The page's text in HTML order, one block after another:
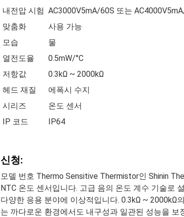
내전압 시험 AC3000V5mA/60S 또는
맞춤화
사용 가능
모습
물
열전도율
0.5mW/°C
저항값
0.3kΩ ~ 2000kΩ
헤드 재질
에폭시 수지
시리즈
온도 센서
IP 코드
IP64
신청:
모델 번호 Thermo Sensitive Thermistor인 Shinin
NTC 온도 센서입니다. 고급 음의 온도 계수 기술로
다양한 응용 분야에 이상적입니다. 0.3kΩ ~ 2000kΩ
는 까다로운 환경에서도 내구성과 일관된 성능을 보